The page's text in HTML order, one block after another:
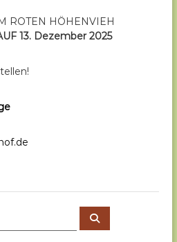
ROTEN HÖHENVIEH
13. Dezember 2025
S